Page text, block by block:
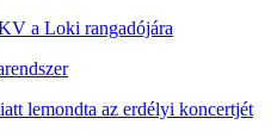
a Loki rangadójára
lemondta az erdélyi koncertjét